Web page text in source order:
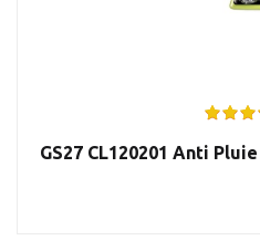
GS27 CL120201 Anti Pluie